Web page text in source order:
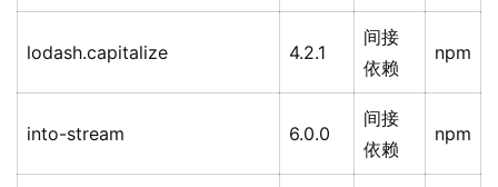
lodash.capitalize 4.2.1
间接
依赖
npm
into-stream 6.0.0
间接
依赖
npm